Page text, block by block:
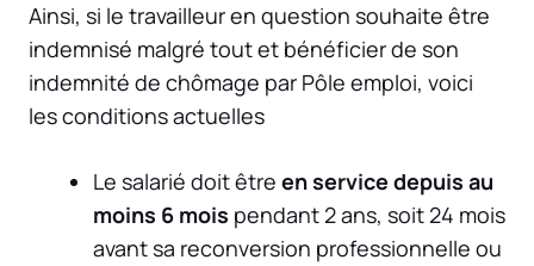
Ainsi, si le travailleur en question souhaite être
indemnisé malgré tout et bénéficier de son
indemnité de chômage par Pôle emploi, voici
les conditions actuelles
Le salarié doit être en service depuis au
moins 6 mois pendant 2 ans, soit 24 mois
avant sa reconversion professionnelle ou